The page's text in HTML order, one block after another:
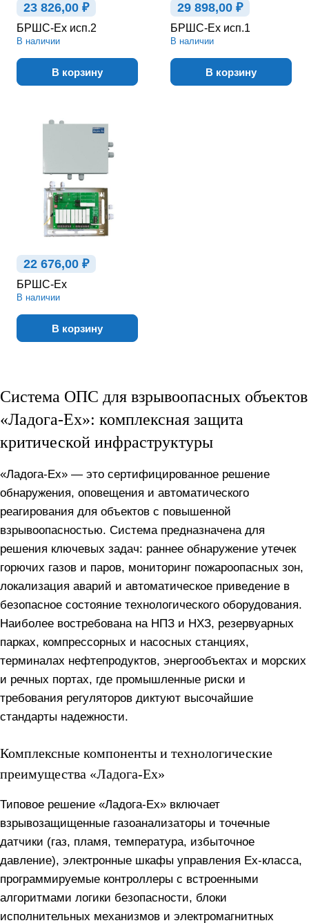
23 826,00 ₽
БРШС-Ex исп.2
В наличии
В корзину
29 898,00 ₽
БРШС-Ex исп.1
В наличии
В корзину
22 676,00 ₽
БРШС-Ex
В наличии
В корзину
Система ОПС для взрывоопасных объектов
«Ладога-Ex»: комплексная защита
критической инфраструктуры
«Ладога-Ex» — это сертифицированное решение
обнаружения, оповещения и автоматического
реагирования для объектов с повышенной
взрывоопасностью. Система предназначена для
решения ключевых задач: раннее обнаружение утечек
горючих газов и паров, мониторинг пожароопасных зон,
локализация аварий и автоматическое приведение в
безопасное состояние технологического оборудования.
Наиболее востребована на НПЗ и НХЗ, резервуарных
парках, компрессорных и насосных станциях,
терминалах нефтепродуктов, энергообъектах и морских
и речных портах, где промышленные риски и
требования регуляторов диктуют высочайшие
стандарты надежности.
Комплексные компоненты и технологические
преимущества «Ладога-Ex»
Типовое решение «Ладога-Ex» включает
взрывозащищенные газоанализаторы и точечные
датчики (газ, пламя, температура, избыточное
давление), электронные шкафы управления Ex-класса,
программируемые контроллеры с встроенными
алгоритмами логики безопасности, блоки
исполнительных механизмов и электромагнитных